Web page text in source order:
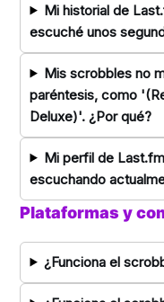
Mi historial de
escuché unos
Mis scrobbles no
paréntesis, como
Deluxe)'. ¿Por qué?
Mi perfil de
escuchando
Plataformas y
¿Funciona el